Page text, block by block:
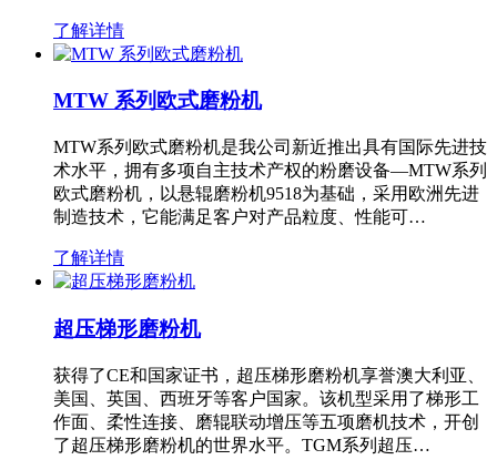
了解详情
MTW 系列欧式磨粉机
MTW系列欧式磨粉机是我公司新近推出具有国际先进技
术水平，拥有多项自主技术产权的粉磨设备—MTW系列
欧式磨粉机，以悬辊磨粉机9518为基础，采用欧洲先进
制造技术，它能满足客户对产品粒度、性能可…
了解详情
超压梯形磨粉机
获得了CE和国家证书，超压梯形磨粉机享誉澳大利亚、
美国、英国、西班牙等客户国家。该机型采用了梯形工
作面、柔性连接、磨辊联动增压等五项磨机技术，开创
了超压梯形磨粉机的世界水平。TGM系列超压…